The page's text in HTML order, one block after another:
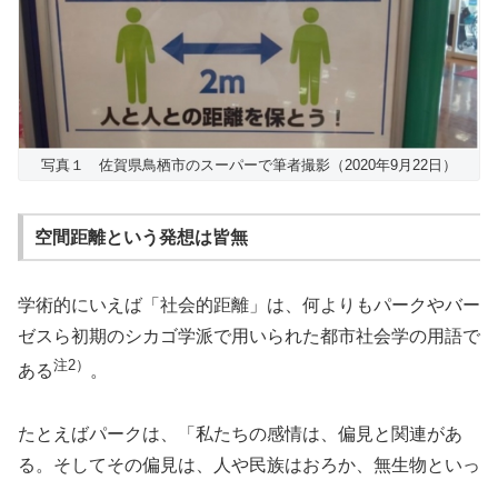
写真１ 佐賀県鳥栖市のスーパーで筆者撮影（2020年9月22日）
空間距離という発想は皆無
学術的にいえば「社会的距離」は、何よりもパークやバー
ゼスら初期のシカゴ学派で用いられた都市社会学の用語で
ある注2） 。
たとえばパークは、「私たちの感情は、偏見と関連があ
る。そしてその偏見は、人や民族はおろか、無生物といっ